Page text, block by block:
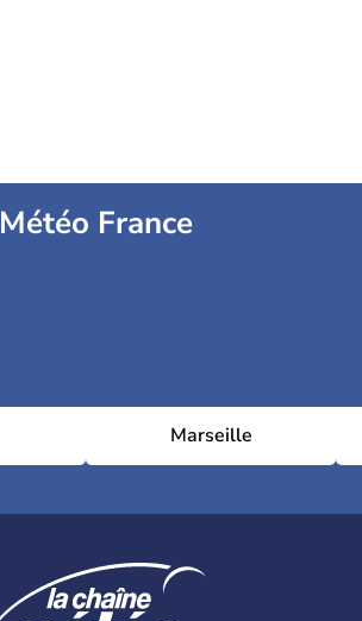
Météo France
Marseille